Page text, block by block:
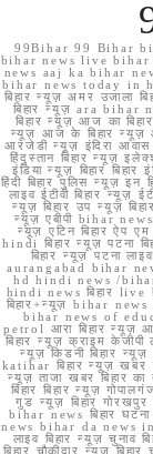
99Bihar 99 Bihar
bihar news live
news aaj ka bihar
bihar news today in
बिहार न्यूज़ अमर उजाला
बिहार न्यूज़ ara bihar
बिहार न्यूज़ आज का
न्यूज़ आज के बिहार न्यूज़
आरजेडी न्यूज़ इंदिरा आवास
हिंदुस्तान बिहार न्यूज़
इंडिया न्यूज़ बिहार
हिंदी बिहार पुलिस न्यूज़ इन
लाइव ईटीवी बिहार न्यूज़
न्यूज़ बिहार उप न्यूज़
न्यूज़ एबीपी bihar
न्यूज़ एटिन बिहार ऐप
hindi बिहार न्यूज़ पटना
बिहार न्यूज़ पटना
aurangabad bihar
hd hindi news /
hindi news बिहार
बिहार+न्यूज़ bihar
bihar news of
petrol आरा बिहार न्यूज़
बिहार न्यूज़ क्राइम केजीपी
न्यूज़ किडनी बिहार
katihar बिहार न्यूज़ खबर
न्यूज़ ताजा खबर बिहार
बिहार बिहार न्यूज़
गुड न्यूज़ बिहार गोरखपुर
bihar news बिहार
news bihar da news
लाइव बिहार न्यूज़ चुनाव
बिहार चौकीदार न्यूज़